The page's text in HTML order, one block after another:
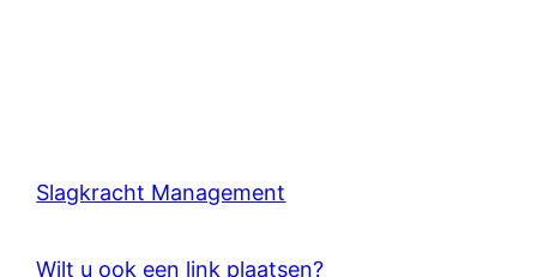
Slagkracht Management
Wilt u ook een link plaatsen?